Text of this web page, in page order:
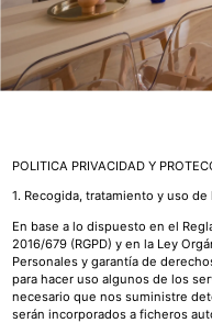
POLITICA PRIVACIDAD Y
1. Recogida, tratamiento y uso
En base a lo dispuesto en el
2016/679 (RGPD) y en la Ley
Personales y garantía de
para hacer uso algunos de los
necesario que nos suministre
serán incorporados a ficheros